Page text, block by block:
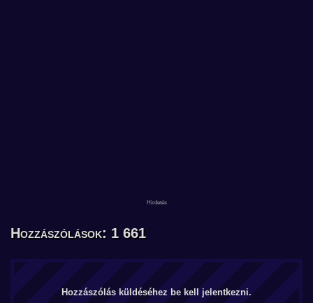
Hozzászólások: 1 661
Hozzászólás küldéséhez be kell jelentkezni.